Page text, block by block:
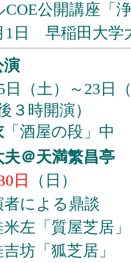
公開講座「
1日 早稲田大学
演
日（土）～23日
３時開演）
「酒屋の段」中
＠天満繁昌亭
日
（日）
による鼎談
左「質屋芝居」
坊「狐芝居」